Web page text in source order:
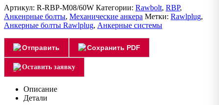
Артикул: R-RBP-M08/60W Категории: Rawbolt, RBP,
Анкенрные болты, Механические анкера Метки: Rawlplug,
Анкерные болты Rawlplug, Анкерные системы
Отправить Сохранить PDF
Оставить заявку
Описание
Детали